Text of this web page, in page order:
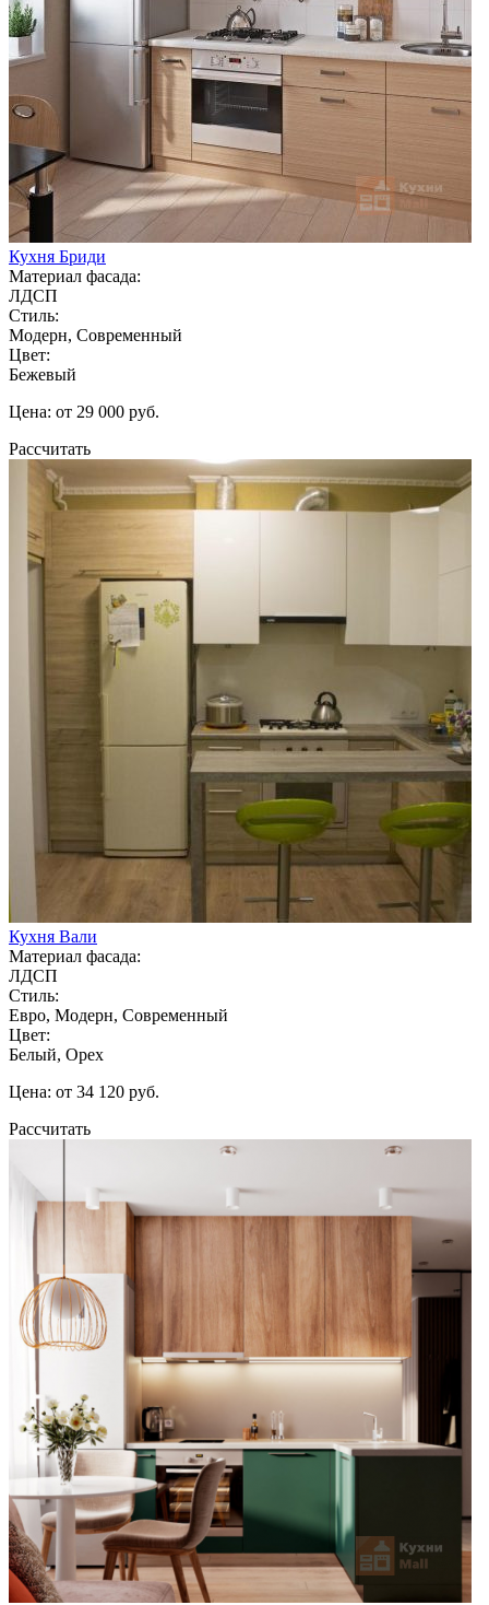
Кухня Бриди
Материал фасада:
ЛДСП
Стиль:
Модерн, Современный
Цвет:
Бежевый
Цена: от 29 000 руб.
Рассчитать
Кухня Вали
Материал фасада:
ЛДСП
Стиль:
Евро, Модерн, Современный
Цвет:
Белый, Орех
Цена: от 34 120 руб.
Рассчитать